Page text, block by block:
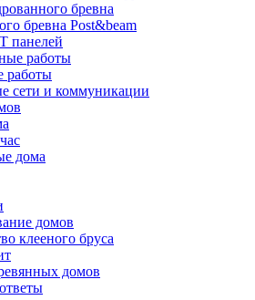
бревна
бревна Post&beam
панелей
работы
работы
сети и коммуникации
дома
домов
клееного бруса
домов